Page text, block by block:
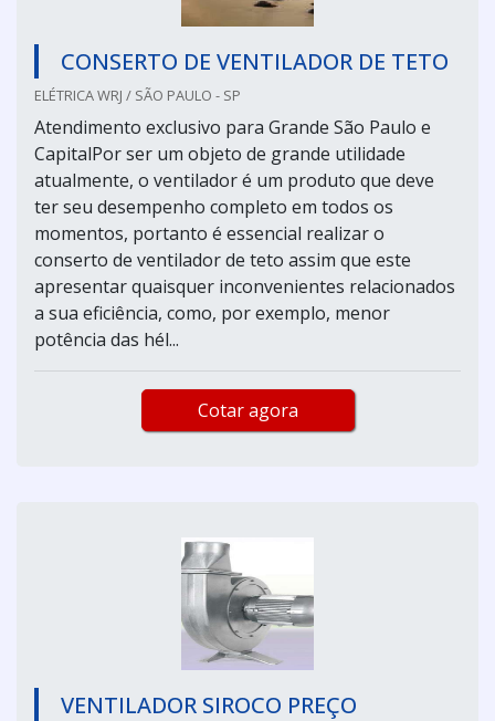
CONSERTO DE VENTILADOR DE TETO
ELÉTRICA WRJ / SÃO PAULO - SP
Atendimento exclusivo para Grande São Paulo e
CapitalPor ser um objeto de grande utilidade
atualmente, o ventilador é um produto que deve
ter seu desempenho completo em todos os
momentos, portanto é essencial realizar o
conserto de ventilador de teto assim que este
apresentar quaisquer inconvenientes relacionados
a sua eficiência, como, por exemplo, menor
potência das hél...
Cotar agora
VENTILADOR SIROCO PREÇO